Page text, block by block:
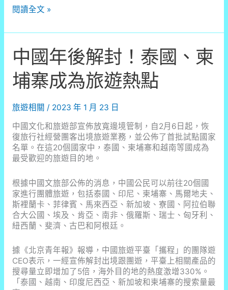
香
擾，
旅
遊
業
勃
展，
「人
流
已
載」
引
起
爭
議
閱讀全文 »
中國年後解封！泰國、柬
埔寨成為旅遊熱點
旅遊相關 / 2023 年 1 月 23 日
中國文化和旅遊部宣佈放寬邊境管制，自2月6日起，恢
復旅行社經營團客出境旅遊業務，並公佈了首批試點國家
名單。在這20個國家中，泰國、柬埔寨和越南等國成為
最受歡迎的旅遊目的地。
根據中國文旅部公佈的消息，中國公民可以前往20個國
家進行團體旅遊，包括泰國、印尼、柬埔寨、馬爾地夫、
斯裡蘭卡、菲律賓、馬來西亞、新加坡、寮國、阿拉伯聯
合大公國、埃及、肯亞、南非、俄羅斯、瑞士、匈牙利、
紐西蘭、斐濟、古巴和阿根廷。
據《北京青年報》報導，中國旅遊平臺「攜程」的團隊遊
CEO表示，一經宣佈解封出境跟團遊，平臺上相關產品的
搜尋量立即增加了5倍，海外目的地的熱度激增330%。
「泰國、越南、印度尼西亞、新加坡和柬埔寨的搜索量最